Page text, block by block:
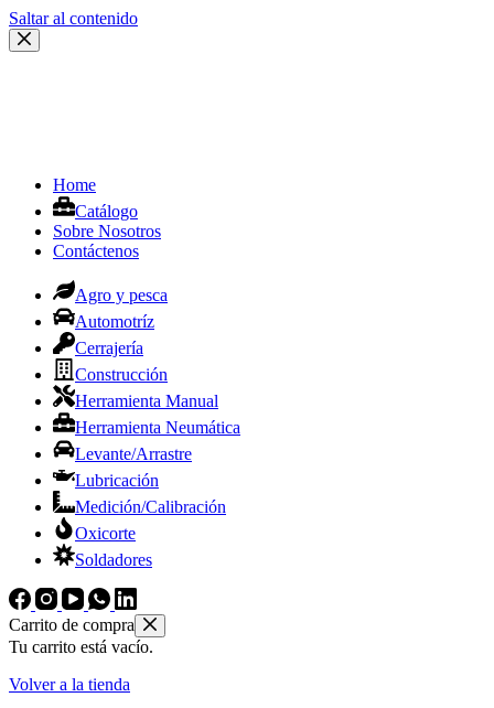
Saltar al contenido
Home
Catálogo
Sobre Nosotros
Contáctenos
Agro y pesca
Automotríz
Cerrajería
Construcción
Herramienta Manual
Herramienta Neumática
Levante/Arrastre
Lubricación
Medición/Calibración
Oxicorte
Soldadores
Carrito de compra
Tu carrito está vacío.
Volver a la tienda